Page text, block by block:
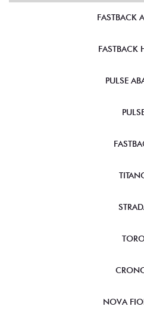
FASTBACK
FASTBACK
PULSE
NOVA